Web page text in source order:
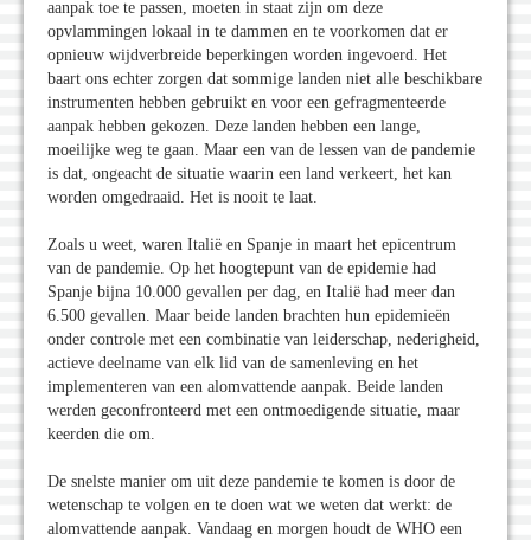
aanpak toe te passen, moeten in staat zijn om deze
opvlammingen lokaal in te dammen en te voorkomen dat er
opnieuw wijdverbreide beperkingen worden ingevoerd. Het
baart ons echter zorgen dat sommige landen niet alle beschikbare
instrumenten hebben gebruikt en voor een gefragmenteerde
aanpak hebben gekozen. Deze landen hebben een lange,
moeilijke weg te gaan. Maar een van de lessen van de pandemie
is dat, ongeacht de situatie waarin een land verkeert, het kan
worden omgedraaid. Het is nooit te laat.
Zoals u weet, waren Italië en Spanje in maart het epicentrum
van de pandemie. Op het hoogtepunt van de epidemie had
Spanje bijna 10.000 gevallen per dag, en Italië had meer dan
6.500 gevallen. Maar beide landen brachten hun epidemieën
onder controle met een combinatie van leiderschap, nederigheid,
actieve deelname van elk lid van de samenleving en het
implementeren van een alomvattende aanpak. Beide landen
werden geconfronteerd met een ontmoedigende situatie, maar
keerden die om.
De snelste manier om uit deze pandemie te komen is door de
wetenschap te volgen en te doen wat we weten dat werkt: de
alomvattende aanpak. Vandaag en morgen houdt de WHO een